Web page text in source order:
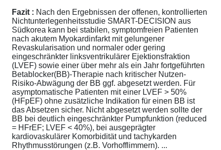
Fazit : Nach den Ergebnissen der offenen, kontrollierten
Nichtunterlegenheitsstudie SMART-DECISION aus
Südkorea kann bei stabilen, symptomfreien Patienten
nach akutem Myokardinfarkt mit gelungener
Revaskularisation und normaler oder gering
eingeschränkter linksventrikulärer Ejektionsfraktion
(LVEF) sowie einer über mehr als ein Jahr fortgeführten
Betablocker(BB)-Therapie nach kritischer Nutzen-
Risiko-Abwägung der BB ggf. abgesetzt werden. Für
asymptomatische Patienten mit einer LVEF > 50%
(HFpEF) ohne zusätzliche Indikation für einen BB ist
das Absetzen sicher. Nicht abgesetzt werden sollte der
BB bei deutlich eingeschränkter Pumpfunktion (reduced
= HFrEF; LVEF < 40%), bei ausgeprägter
kardiovaskulärer Komorbidität und tachykarden
Rhythmusstörungen (z.B. Vorhofflimmern). ...